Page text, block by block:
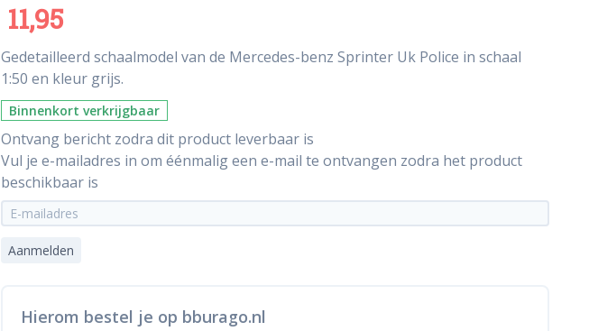
11,95
Gedetailleerd schaalmodel van de Mercedes-benz Sprinter Uk Police in schaal
1:50 en kleur grijs.
Binnenkort verkrijgbaar
Ontvang bericht zodra dit product leverbaar is
Vul je e-mailadres in om éénmalig een e-mail te ontvangen zodra het product
beschikbaar is
Aanmelden
Hierom bestel je op bburago.nl